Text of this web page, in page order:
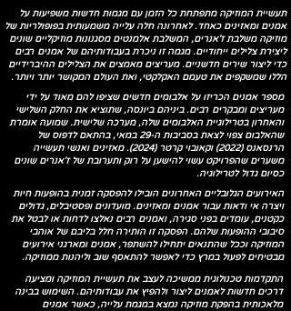
תעשיית המוזיקה מתפתחת כל הזמן עם מגמות חדשות משפיעות על
אמנים ומאזינים כאחד. לאחרונה חלה עלייה משמעותית בפופולריות של
מוזיקה משלבת ז'אנרים, המשלבת אלמנטים מסגנונות מוזיקליים שונים
ליצירת צלילים ייחודיים. מגמה זו ניכרת בעבודותיהם של אמנים רבים
כדי ליצור שירים חדשניים. מעריצים מאמצים את הצלילים ההיברידיים
הללו שמשקפים את טעמם האקלקטי, ואת העולם המקושר יותר ויותר.
מספר אמנים הכריזו על אלבומים חדשים שציפו להם מאוד על ידי
מעריצים ומבקרים רבים. ביניהם ביונסה, שתוציא את החלק השלישי
והאחרון בטרילוגיית האלבומים שלה, מערכה שלישית. שמועה אומרת
שהאלבום צפוי לצאת בסביבות ה-29 במאי, בהתאם לדפוס של
הרנסאנס (2022) וקאובוי קרטר (2024). מאזינים ואנשי תעשייה
משערים שהפרויקט עשוי להישען על רוק ותערובת של ז'אנרים שונים
כסיום גדול לטרילוגיה.
האירועים הגלובליים האחרונים הובילו להפסקה זמנית בהופעות חיות
ויצרה אי ודאות עבור אמנים ומאזינים. מועדונים ופסטיבלים, גדולים
כקטנים, עומדים בפני סגירה, ואמנים רבים נאלצו לדחות או לבטל את
סיבובי ההופעות שלהם. הפסקה זו הותירה חלל בליבם של אוהבי
המוזיקה וככל שהתנאים יתחילו להשתפר, אמנים ומארגני אירועים
מבטיחים לפעול במרץ כדי לאפשר להתאסף שוב וליהנות ממוזיקה.
התקדמות טכנולוגית ממשיכה לעצב את תעשיית המוזיקה ומציעה
דרכים חדשות לאמנים ליצור ולהפיץ את עבודותיהם. השימוש בבינה
מלאכותית בהפקת מוזיקה נמצא במגמת עלייה, כאשר אמנים